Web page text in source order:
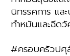
นิทรรศการ แล
ทำหมันและฉีด
#ครอบครัวปศุ